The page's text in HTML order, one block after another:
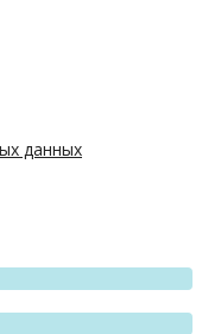
данных